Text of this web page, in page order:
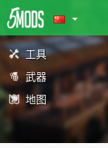
工具
武器
地图